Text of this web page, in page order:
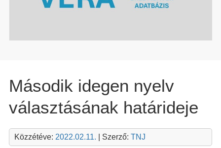
Második idegen nyelv
választásának határideje
Közzétéve: 2022.02.11. | Szerző: TNJ